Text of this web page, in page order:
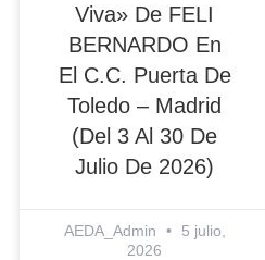
Viva» De FELI
BERNARDO En
El C.C. Puerta De
Toledo – Madrid
(del 3 Al 30 De
Julio De 2026)
AEDA_Admin
5 julio,
2026